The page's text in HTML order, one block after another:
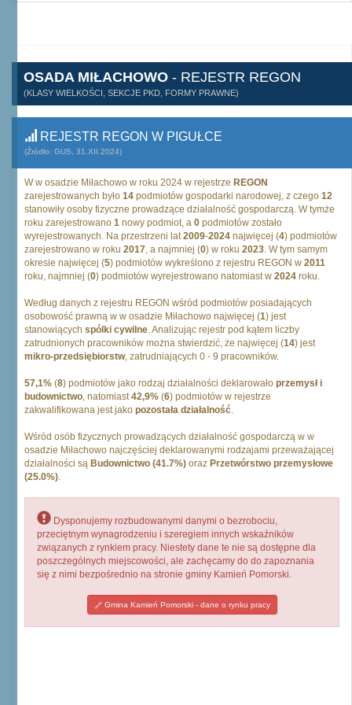
OSADA MIŁACHOWO - REJESTR REGON
(KLASY WIELKOŚCI, SEKCJE PKD, FORMY PRAWNE)
REJESTR REGON W PIGUŁCE
(Źródło: GUS, 31.XII.2024)
W w osadzie Miłachowo w roku 2024 w rejestrze REGON
zarejestrowanych było 14 podmiotów gospodarki narodowej, z czego 12
stanowiły osoby fizyczne prowadzące działalność gospodarczą. W tymże
roku zarejestrowano 1 nowy podmiot, a 0 podmiotów zostało
wyrejestrowanych. Na przestrzeni lat2009-2024 najwięcej (4) podmiotów
zarejestrowano w roku 2017, a najmniej (0) w roku 2023. W tym samym
okresie najwięcej (5) podmiotów wykreślono z rejestru REGON w 2011
roku, najmniej (0) podmiotów wyrejestrowano natomiast w 2024 roku.
Według danych z rejestru REGON wśród podmiotów posiadających
osobowość prawną w w osadzie Miłachowo najwięcej (1) jest
stanowiących spólki cywilne. Analizując rejestr pod kątem liczby
zatrudnionych pracowników można stwierdzić, że najwięcej (14) jest
mikro-przedsiębiorstw, zatrudniających 0 - 9 pracowników.
57,1% (8) podmiotów jako rodzaj działalności deklarowało przemysł i
budownictwo, natomiast42,9% (6) podmiotów w rejestrze
zakwalifikowana jest jako pozostała działalność.
Wśród osób fizycznych prowadzących działalność gospodarczą w w
osadzie Miłachowo najczęściej deklarowanymi rodzajami przeważającej
działalności są Budownictwo (41.7%) oraz Przetwórstwo przemysłowe
(25.0%).
Dysponujemy rozbudowanymi danymi o bezrobociu,
przeciętnym wynagrodzeniu i szeregiem innych wskaźników
związanych z rynkiem pracy. Niestety dane te nie są dostępne dla
poszczególnych miejscowości, ale zachęcamy do do zapoznania
się z nimi bezpośrednio na stronie gminy Kamień Pomorski.
Gmina Kamień Pomorski - dane o rynku pracy